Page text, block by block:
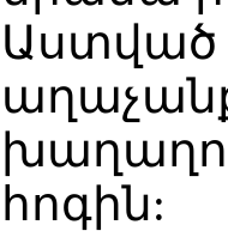
Աստված
հոգին: